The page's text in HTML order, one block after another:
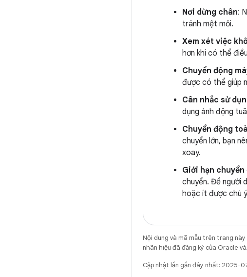
Nơi dừng chân:
tránh mệt mỏi.
Xem xét việc
hơn khi có thể
Chuyển động
được có thể giúp
Cân nhắc sử
dụng ảnh động
Chuyển động
chuyển lớn, bạn
xoay.
Giới hạn
chuyển. Để người
hoặc ít được chú
Nội dung và mã mẫu trên trang
nhãn hiệu đã đăng ký của Oracle
Cập nhật lần gần đây nhất: 2025-